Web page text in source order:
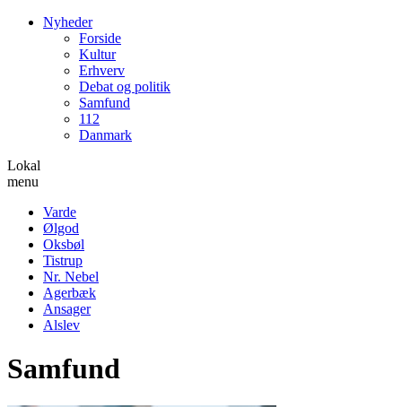
Nyheder
Forside
Kultur
Erhverv
Debat og politik
Samfund
112
Danmark
Lokal
menu
Varde
Ølgod
Oksbøl
Tistrup
Nr. Nebel
Agerbæk
Ansager
Alslev
Samfund